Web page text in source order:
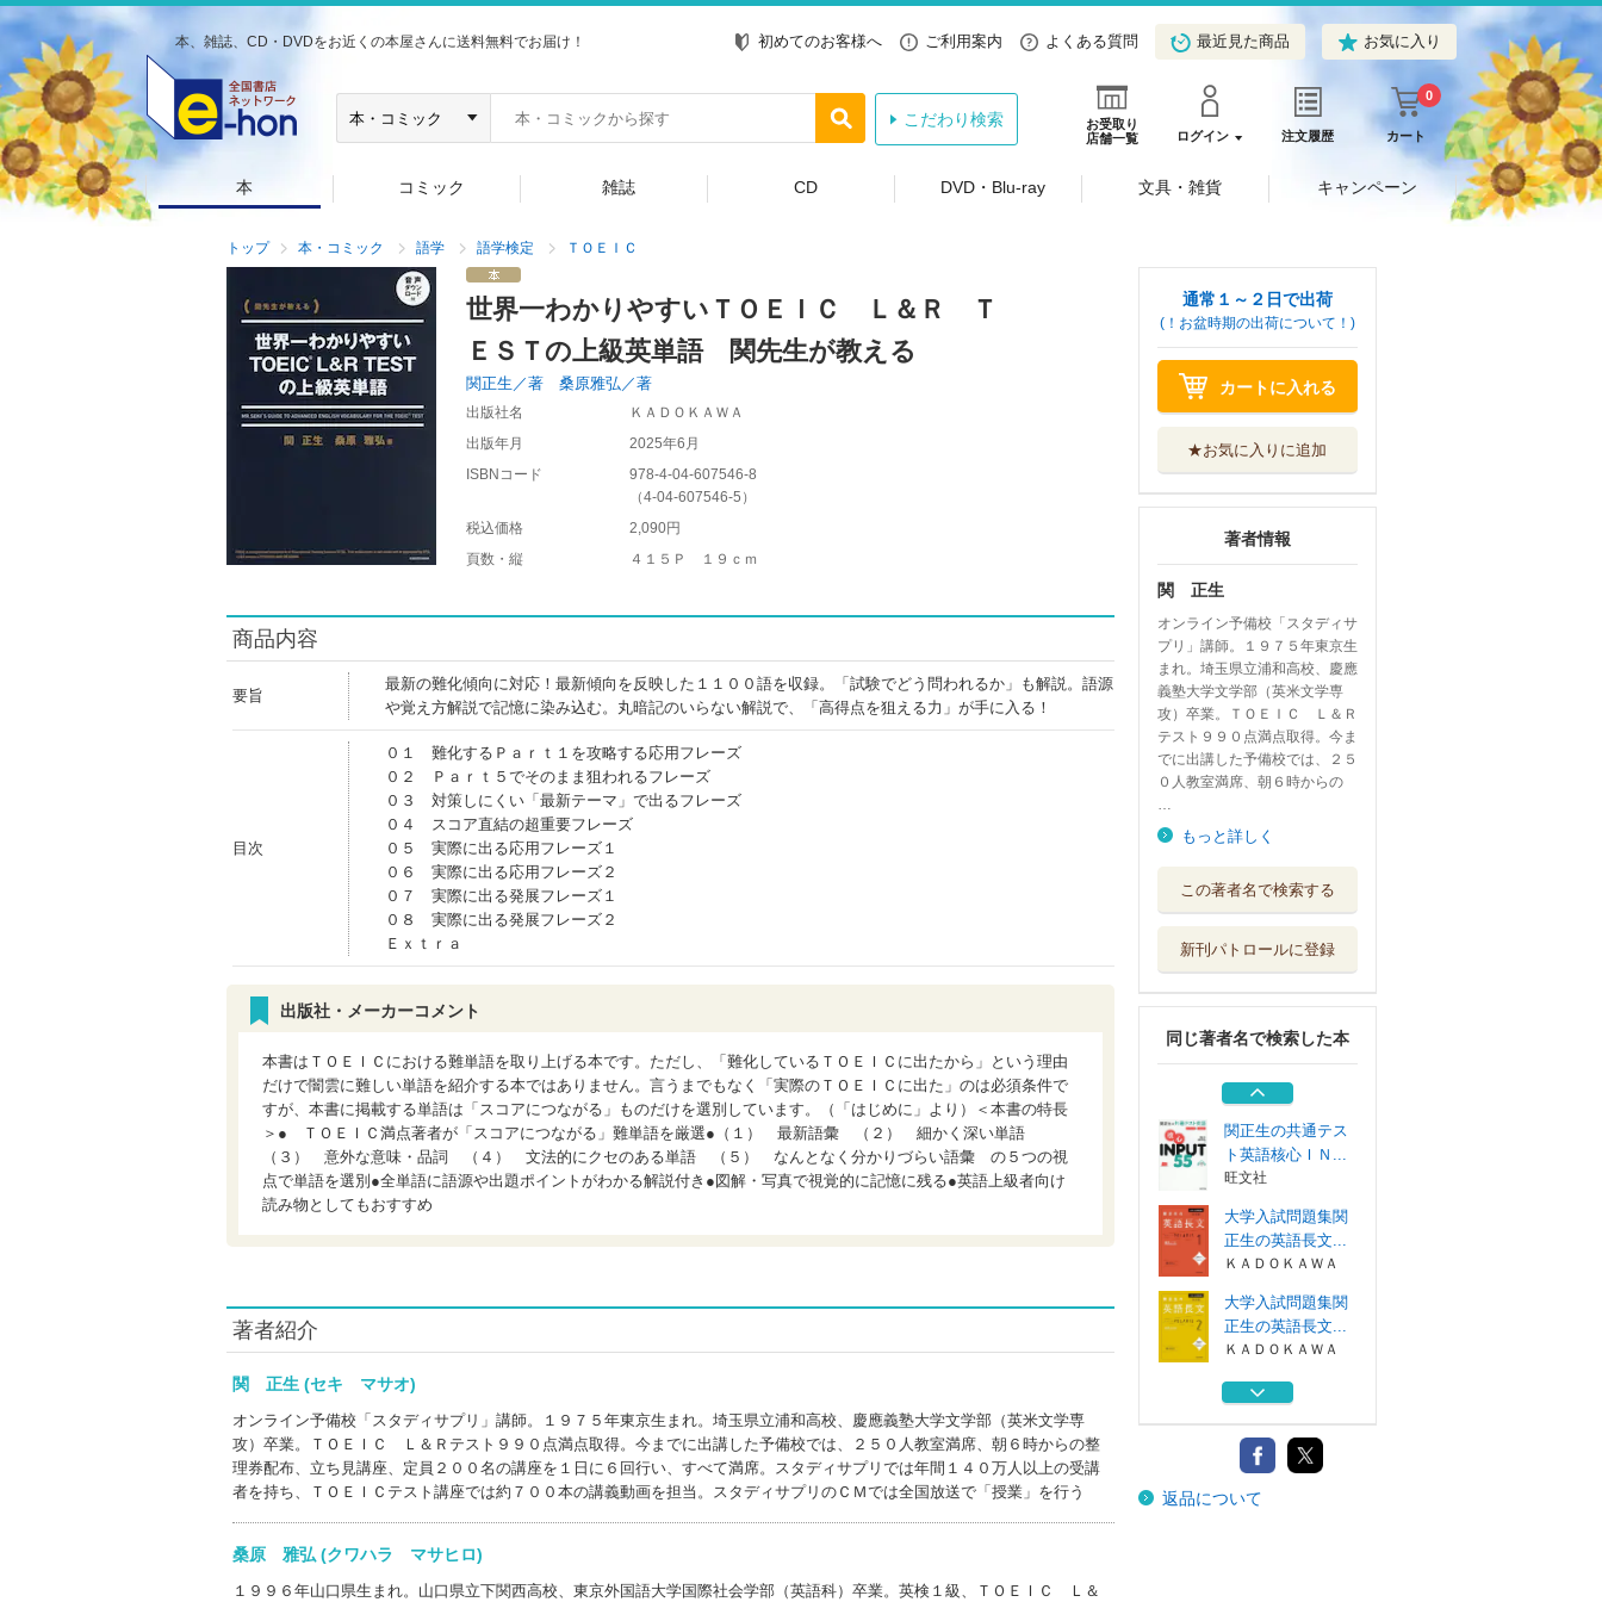
本、雑誌、CD・DVDをお近くの本屋さんに送料無料でお届け！ 初めてのお客様へ ご利用案内 よくある質問 最近見た商品 お気に入り
お受取り
店舗一覧
ログイン 注文履歴 カート
0
こだわり検索
本 コミック 雑誌 CD DVD・Blu-ray 文具・雑貨 キャンペーン
トップ 本・コミック 語学 語学検定 ＴＯＥＩＣ
世界一わかりやすいＴＯＥＩＣ Ｌ＆Ｒ Ｔ
ＥＳＴの上級英単語 関先生が教える
関正生／著 桑原雅弘／著
出版社名
ＫＡＤＯＫＡＷＡ
出版年月
2025年6月
ISBNコード
978-4-04-607546-8
（4-04-607546-5 ）
税込価格
2,090円
頁数・縦
４１５Ｐ １９ｃｍ
商品内容
要旨
最新の難化傾向に対応！最新傾向を反映した１１００語を収録。「試験でどう問われるか」も解説。語源
や覚え方解説で記憶に染み込む。丸暗記のいらない解説で、「高得点を狙える力」が手に入る！
目次
０１ 難化するＰａｒｔ１を攻略する応用フレーズ
０２ Ｐａｒｔ５でそのまま狙われるフレーズ
０３ 対策しにくい「最新テーマ」で出るフレーズ
０４ スコア直結の超重要フレーズ
０５ 実際に出る応用フレーズ１
０６ 実際に出る応用フレーズ２
０７ 実際に出る発展フレーズ１
０８ 実際に出る発展フレーズ２
Ｅｘｔｒａ
出版社・メーカーコメント
本書はＴＯＥＩＣにおける難単語を取り上げる本です。ただし、「難化しているＴＯＥＩＣに出たから」という理由
だけで闇雲に難しい単語を紹介する本ではありません。言うまでもなく「実際のＴＯＥＩＣに出た」のは必須条件で
すが、本書に掲載する単語は「スコアにつながる」ものだけを選別しています。（「はじめに」より）＜本書の特長
＞● ＴＯＥＩＣ満点著者が「スコアにつながる」難単語を厳選●（１） 最新語彙 （２） 細かく深い単語
（３） 意外な意味・品詞 （４） 文法的にクセのある単語 （５） なんとなく分かりづらい語彙 の５つの視
点で単語を選別●全単語に語源や出題ポイントがわかる解説付き●図解・写真で視覚的に記憶に残る●英語上級者向け
読み物としてもおすすめ
著者紹介
関 正生 (セキ マサオ)
オンライン予備校「スタディサプリ」講師。１９７５年東京生まれ。埼玉県立浦和高校、慶應義塾大学文学部（英米文学専
攻）卒業。ＴＯＥＩＣ Ｌ＆Ｒテスト９９０点満点取得。今までに出講した予備校では、２５０人教室満席、朝６時からの整
理券配布、立ち見講座、定員２００名の講座を１日に６回行い、すべて満席。スタディサプリでは年間１４０万人以上の受講
者を持ち、ＴＯＥＩＣテスト講座では約７００本の講義動画を担当。スタディサプリのＣＭでは全国放送で「授業」を行う
桑原 雅弘 (クワハラ マサヒロ)
１９９６年山口県生まれ。山口県立下関西高校、東京外国語大学国際社会学部（英語科）卒業。英検１級、ＴＯＥＩＣ Ｌ＆
通常１～２日で出荷
(！お盆時期の出荷について！)
カートに入れる
★お気に入りに追加
著者情報
関 正生
オンライン予備校「スタディサ
プリ」講師。１９７５年東京生
まれ。埼玉県立浦和高校、慶應
義塾大学文学部（英米文学専
攻）卒業。ＴＯＥＩＣ Ｌ＆Ｒ
テスト９９０点満点取得。今ま
でに出講した予備校では、２５
０人教室満席、朝６時からの
…
もっと詳しく
この著者名で検索する
新刊パトロールに登録
同じ著者名で検索した本
正生の英語長文...
大学入試問題集関
ＫＡＤＯＫＡＷＡ
スピブン５５５
スピーキングの...
アルク
関正生の共通テス
ト英語核心ＩＮ...
旺文社
大学入試問題集関
正生の英語長文...
ＫＡＤＯＫＡＷＡ
大学入試問題集関
正生の英語長文...
ＫＡＤＯＫＡＷＡ
大学入試問題集関
ＫＡＤＯＫＡＷＡ
スピブン５５５
スピーキングの...
返品について